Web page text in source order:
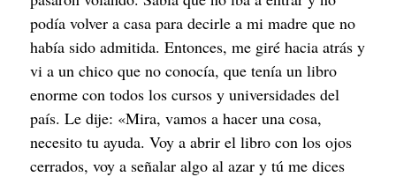
podía volver a casa para decirle a mi madre que no
había sido admitida. Entonces, me giré hacia atrás y
vi a un chico que no conocía, que tenía un libro
enorme con todos los cursos y universidades del
país. Le dije: «Mira, vamos a hacer una cosa,
necesito tu ayuda. Voy a abrir el libro con los ojos
cerrados, voy a señalar algo al azar y tú me dices